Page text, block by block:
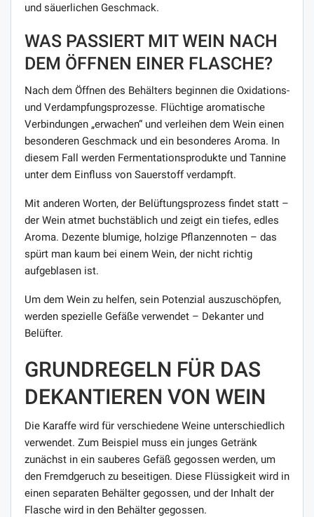
und säuerlichen Geschmack.
WAS PASSIERT MIT WEIN NACH
DEM ÖFFNEN EINER FLASCHE?
Nach dem Öffnen des Behälters beginnen die Oxidations-
und Verdampfungsprozesse. Flüchtige aromatische
Verbindungen „erwachen“ und verleihen dem Wein einen
besonderen Geschmack und ein besonderes Aroma. In
diesem Fall werden Fermentationsprodukte und Tannine
unter dem Einfluss von Sauerstoff verdampft.
Mit anderen Worten, der Belüftungsprozess findet statt –
der Wein atmet buchstäblich und zeigt ein tiefes, edles
Aroma. Dezente blumige, holzige Pflanzennoten – das
spürt man kaum bei einem Wein, der nicht richtig
aufgeblasen ist.
Um dem Wein zu helfen, sein Potenzial auszuschöpfen,
werden spezielle Gefäße verwendet – Dekanter und
Belüfter.
GRUNDREGELN FÜR DAS
DEKANTIEREN VON WEIN
Die Karaffe wird für verschiedene Weine unterschiedlich
verwendet. Zum Beispiel muss ein junges Getränk
zunächst in ein sauberes Gefäß gegossen werden, um
den Fremdgeruch zu beseitigen. Diese Flüssigkeit wird in
einen separaten Behälter gegossen, und der Inhalt der
Flasche wird in den Behälter gegossen.